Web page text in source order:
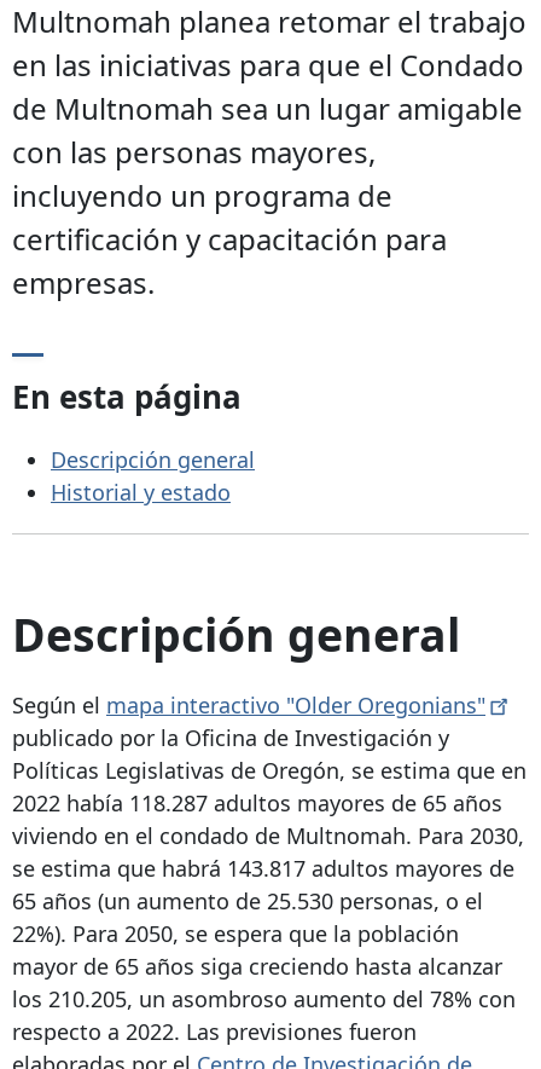
Multnomah planea retomar el trabajo
en las iniciativas para que el Condado
de Multnomah sea un lugar amigable
con las personas mayores,
incluyendo un programa de
certificación y capacitación para
empresas.
En esta página
Descripción general
Historial y estado
Descripción general
Según el mapa interactivo "Older Oregonians"
publicado por la Oficina de Investigación y
Políticas Legislativas de Oregón, se estima que en
2022 había 118.287 adultos mayores de 65 años
viviendo en el condado de Multnomah. Para 2030,
se estima que habrá 143.817 adultos mayores de
65 años (un aumento de 25.530 personas, o el
22%). Para 2050, se espera que la población
mayor de 65 años siga creciendo hasta alcanzar
los 210.205, un asombroso aumento del 78% con
respecto a 2022. Las previsiones fueron